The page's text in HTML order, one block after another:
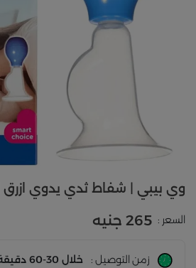
وي بيبي | شفاط ثدي يدوي ازرق | 1 قطعة
السعر : 265 جنيه
زمن التوصيل : خلال 30-60 دقيقة